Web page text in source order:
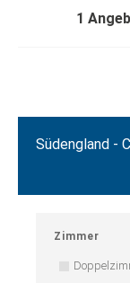
1
Südengland -
Zimmer